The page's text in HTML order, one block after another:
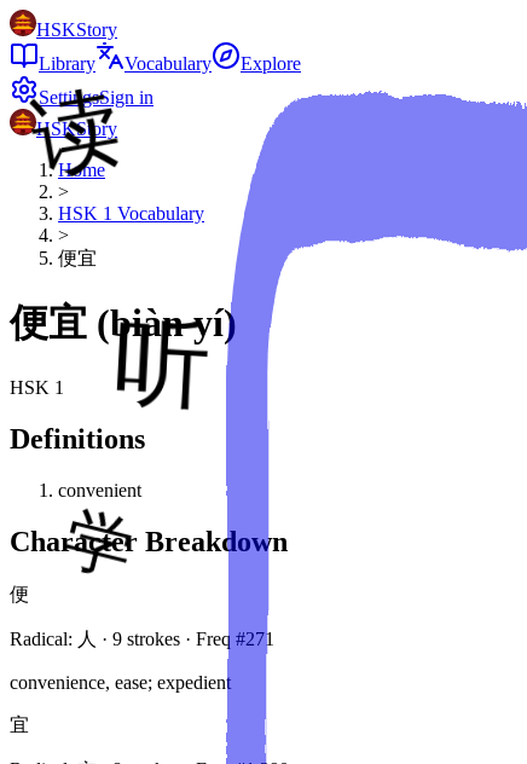
HSKStory
Library
Vocabulary
Explore
SettingsSign in
HSKStory
Home
>
HSK 1 Vocabulary
>
便宜
便宜 (biàn yí)
HSK 1
Definitions
convenient
Character Breakdown
便
Radical: 人 · 9 strokes · Freq #271
convenience, ease; expedient
宜